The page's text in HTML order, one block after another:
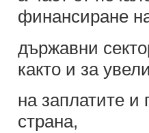
финансиране
държавни
както и за
на заплатите и
страна,